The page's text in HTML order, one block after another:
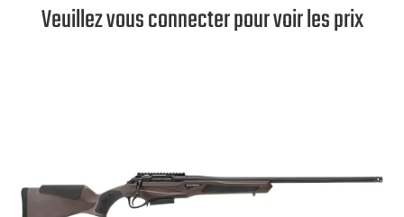
Veuillez vous connecter pour voir les prix